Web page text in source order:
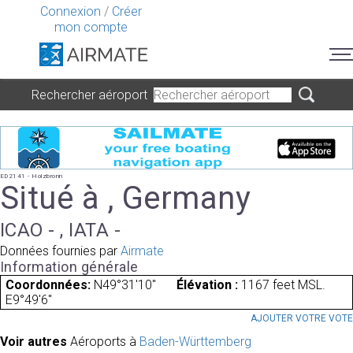
Connexion / Créer
mon compte
Rechercher aéroport
ED2141 - Holzbronn
Situé à , Germany
ICAO - , IATA -
Données fournies par Airmate
Information générale
Coordonnées: N49°31'10"
E9°49'6"
Élévation : 1167 feet MSL.
AJOUTER VOTRE VOTE
Voir autres Aéroports à Baden-Württemberg